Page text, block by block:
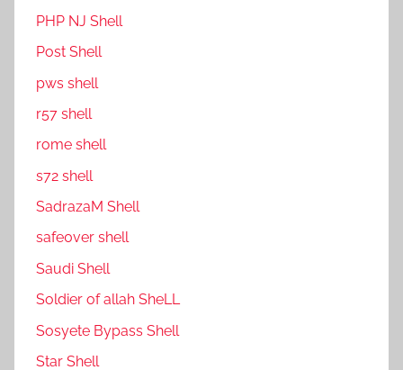
PHP NJ Shell
Post Shell
pws shell
r57 shell
rome shell
s72 shell
SadrazaM Shell
safe0ver shell
Saudi Shell
Soldier of allah SheLL
Sosyete Bypass Shell
Star Shell